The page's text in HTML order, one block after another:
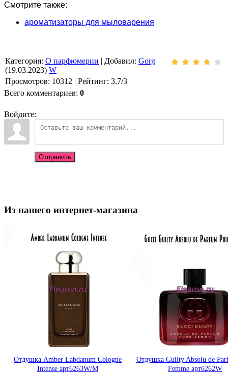
Смотрите также:
ароматизаторы для мыловарения
Категория: О парфюмерии Добавил: Gorg
(19.03.2023) W
Просмотров: 10312 Рейтинг: 3.7/3
Всего комментариев: 0
Войдите:
Отправить
Из нашего интернет-магазина
Отдушка Amber Labdanum Cologne
Intense арт6263W/M
Отдушка Guilty Absolu de
Femme арт6262W